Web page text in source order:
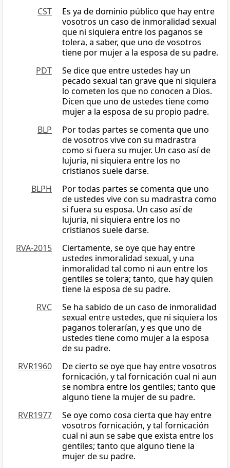
CST
Es ya de dominio público que hay entre
vosotros un caso de inmoralidad sexual
que ni siquiera entre los paganos se
tolera, a saber, que uno de vosotros
tiene por mujer a la esposa de su padre.
PDT
Se dice que entre ustedes hay un
pecado sexual tan grave que ni siquiera
lo cometen los que no conocen a Dios.
Dicen que uno de ustedes tiene como
mujer a la esposa de su propio padre.
BLP
Por todas partes se comenta que uno
de vosotros vive con su madrastra
como si fuera su mujer. Un caso así de
lujuria, ni siquiera entre los no
cristianos suele darse.
BLPH
Por todas partes se comenta que uno
de ustedes vive con su madrastra como
si fuera su esposa. Un caso así de
lujuria, ni siquiera entre los no
cristianos suele darse.
RVA-2015
Ciertamente, se oye que hay entre
ustedes inmoralidad sexual, y una
inmoralidad tal como ni aun entre los
gentiles se tolera; tanto, que hay quien
tiene la esposa de su padre.
RVC
Se ha sabido de un caso de inmoralidad
sexual entre ustedes, que ni siquiera los
paganos tolerarían, y es que uno de
ustedes tiene como mujer a la esposa
de su padre.
RVR1960
De cierto se oye que hay entre vosotros
fornicación, y tal fornicación cual ni aun
se nombra entre los gentiles; tanto que
alguno tiene la mujer de su padre.
RVR1977
Se oye como cosa cierta que hay entre
vosotros fornicación, y tal fornicación
cual ni aun se sabe que exista entre los
gentiles; tanto que alguno tiene la
mujer de su padre.